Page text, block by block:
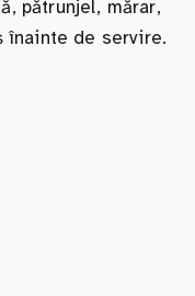
pătrunjel, mărar,
înainte de servire.